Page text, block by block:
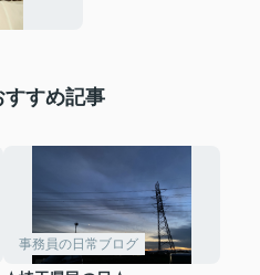
すすめ記事
事務員の日常ブログ